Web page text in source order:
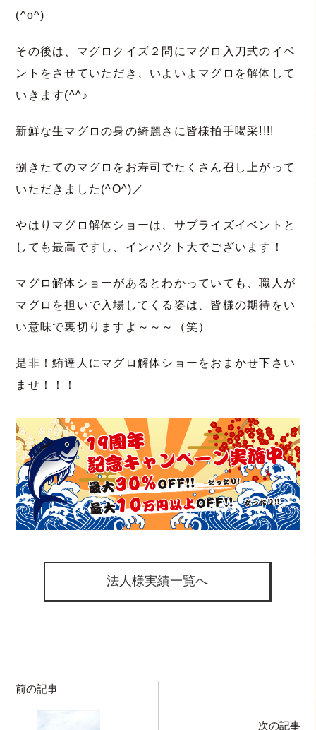
(^o^)
その後は、マグロクイズ２問にマグロ入刀式のイベ
ントをさせていただき、いよいよマグロを解体して
いきます(^^♪
新鮮な生マグロの身の綺麗さに皆様拍手喝采!!!!
捌きたてのマグロをお寿司でたくさん召し上がって
いただきました(^O^)／
やはりマグロ解体ショーは、サプライズイベントと
しても最高ですし、インパクト大でございます！
マグロ解体ショーがあるとわかっていても、職人が
マグロを担いで入場してくる姿は、皆様の期待をい
い意味で裏切りますよ～～～（笑）
是非！鮪達人にマグロ解体ショーをおまかせ下さい
ませ！！！
法人様実績一覧へ
前の記事
次の記事